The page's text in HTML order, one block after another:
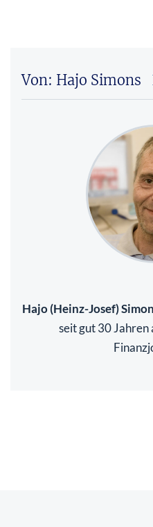
Von: Hajo Simons
Hajo (Heinz-Josef)
seit gut 30